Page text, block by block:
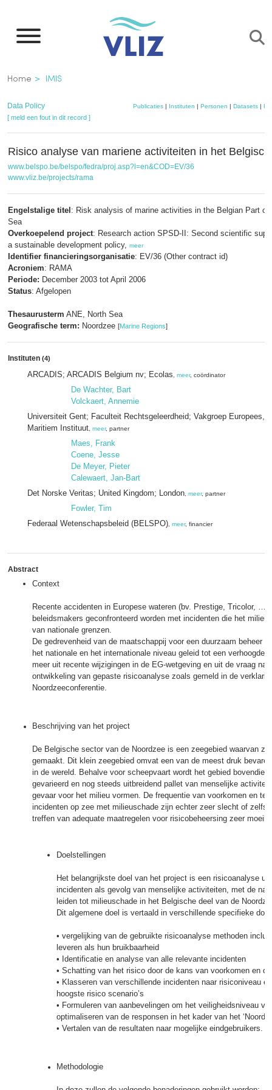
naar
inhoud
gaan
Kruimelpad
Home IMIS
Data Policy Publicaties| Instituten | Personen | Datasets|
[ meld een fout in dit record ]
Risico analyse van mariene activiteiten in het
www.belspo.be/belspo/fedra/proj.asp?l=en&COD=EV/36
www.vliz.be/projects/rama
Engelstalige titel : Risk analysis of marine activities in the Belgian Part of
Sea
Overkoepelend project: Research action SPSD-II: Second scientific
a sustainable development policy, meer
Identifier financieringsorganisatie: EV/36 (Other contract id)
Acroniem: RAMA
Periode: December 2003 tot April 2006
Status: Afgelopen
Thesaurusterm ANE, North Sea
Geografische term: Noordzee [Marine Regions]
Instituten (4)
ARCADIS; ARCADIS Belgium nv; Ecolas meer, coördinator
De Wachter, Bart
Volckaert, Annemie
Universiteit Gent; Faculteit Rechtsgeleerdheid; Vakgroep Europees,
Maritiem Instituut meer, partner
Maes, Frank
Coene, Jesse
De Meyer, Pieter
Calewaert, Jan-Bart
Det Norske Veritas; United Kingdom; London meer, partner
Fowler, Tim
Federaal Wetenschapsbeleid (BELSPO) meer, financier
Abstract
Context
Recente accidenten in Europese wateren (bv. Prestige, Tricolor, …)
beleidsmakers geconfronteerd worden met incidenten die het
van nationale grenzen.
De gedrevenheid van de maatschappij voor een duurzaam beheer
het nationale en het internationale niveau geleid tot een verhoogde
meer uit recente wijzigingen in de EG-wetgeving en uit de vraag
ontwikkeling van gepaste risicoanalyse zoals gemeld in de
Noordzeeconferentie.
Beschrijving van het project
De Belgische sector van de Noordzee is een zeegebied waarvan
gemaakt. Dit klein zeegebied omvat een van de meest druk
in de wereld. Behalve voor scheepvaart wordt het gebied
gevarieerd en nog steeds uitbreidend pallet van menselijke
gevaar voor het milieu vormen. De frequentie van voorkomen en te
incidenten op zee met milieuschade zijn echter zeer slecht of zelfs
treffen van adequate maatregelen voor risicobeheersing zeer
Doelstellingen
Het belangrijkste doel van het project is een risicoanalyse
incidenten als gevolg van menselijke activiteiten, met de
leiden tot milieuschade in het Belgische deel van de
Dit algemene doel is vertaald in verschillende specifieke
• vergelijking van de gebruikte risicoanalyse methoden
leveren als hun bruikbaarheid
• Identificatie en analyse van alle relevante incidenten
• Schatting van het risico door de kans van voorkomen en
• Klasseren van verschillende incidenten naar risiconiveau
hoogste risico scenario’s
• Formuleren van aanbevelingen om het veiligheidsniveau
optimaliseren van de responsen in het kader van het
• Vertalen van de resultaten naar mogelijke eindgebruikers.
Methodologie